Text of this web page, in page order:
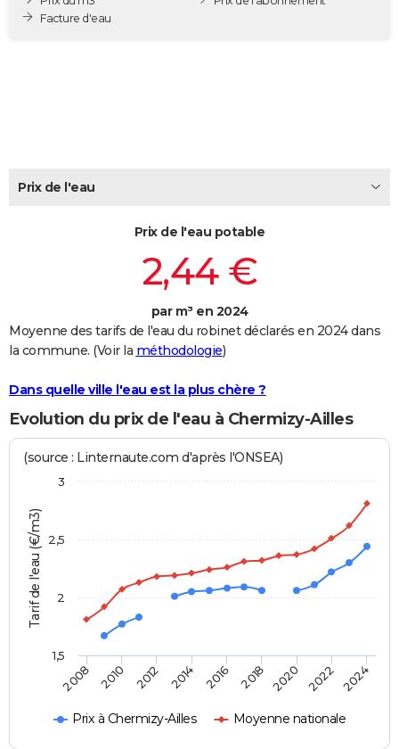
Destinations
City break
Voyage nature
Voyage de noces
Forum
Climat
PHOTO
Bricolage
Lifestyle
Culture
Sport
Auto
Television
Voyage
Cinema
Facture d'eau
Prix de l'eau
Prix de l'eau potable
2,44 €
par m³ en 2024
Moyenne des tarifs de l'eau du robinet déclarés en 2024 dans
la commune. (Voir la méthodologie)
Dans quelle ville l'eau est la plus chère ?
Evolution du prix de l'eau à Chermizy-Ailles
Tarif de l'eau (€/m3)
(source : Linternaute.com d'après l'ONSEA)
Prix à Chermizy-Ailles Moyenne nationale
2008 2010 2012 2014 2016 2018 2020 2022 2024
1,5
2
2,5
3